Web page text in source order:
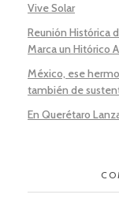
Vive Solar
Reunión Histórica
Marca un Hitórico
México, ese
también de
En Querétaro